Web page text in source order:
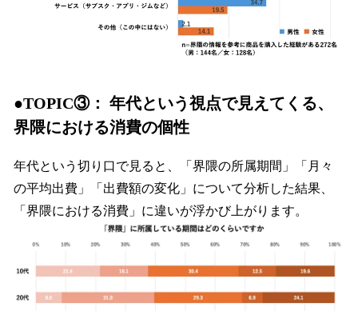
●TOPIC③： 年代という視点で見えてくる、
界隈における消費の個性
年代という切り口で見ると、「界隈の所属期間」「月々
の平均出費」「出費額の変化」について分析した結果、
「界隈における消費」に違いが浮かび上がります。